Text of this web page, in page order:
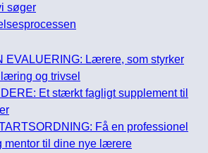
søger
EVALUERING: Lærere, som styrker
og trivsel
Et stærkt fagligt supplement til
Få en professionel
mentor til dine nye lærere